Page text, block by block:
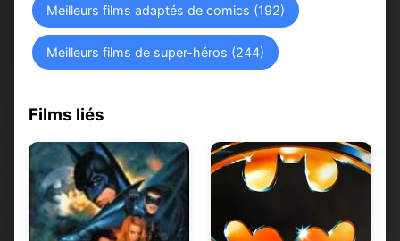
Meilleurs films adaptés de comics (192)
Meilleurs films de super-héros (244)
Films liés